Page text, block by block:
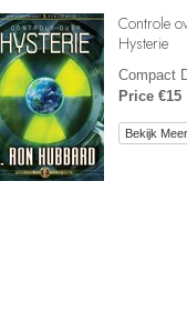
Controle
Hysterie
Compact
Price €15
Bekijk Meer